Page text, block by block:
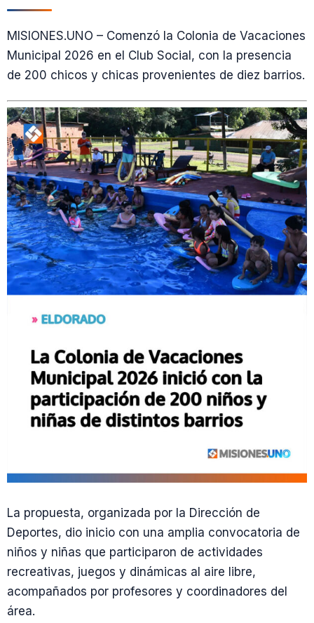
MISIONES.UNO – Comenzó la Colonia de Vacaciones
Municipal 2026 en el Club Social, con la presencia
de 200 chicos y chicas provenientes de diez barrios.
La propuesta, organizada por la Dirección de
Deportes, dio inicio con una amplia convocatoria de
niños y niñas que participaron de actividades
recreativas, juegos y dinámicas al aire libre,
acompañados por profesores y coordinadores del
área.